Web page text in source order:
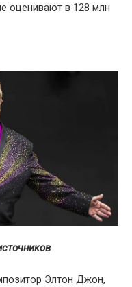
оценивают в 128 млн
Элтон Джон,